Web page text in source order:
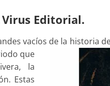
Editorial.
vacíos de la historia
que
la
Estas